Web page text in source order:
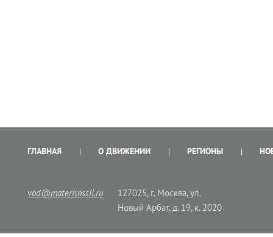
ГЛАВНАЯ О ДВИЖЕНИИ РЕГИОНЫ
vod@materirossii.ru
127025, г. Москва, ул.
Новый Арбат, д. 19, к. 2020